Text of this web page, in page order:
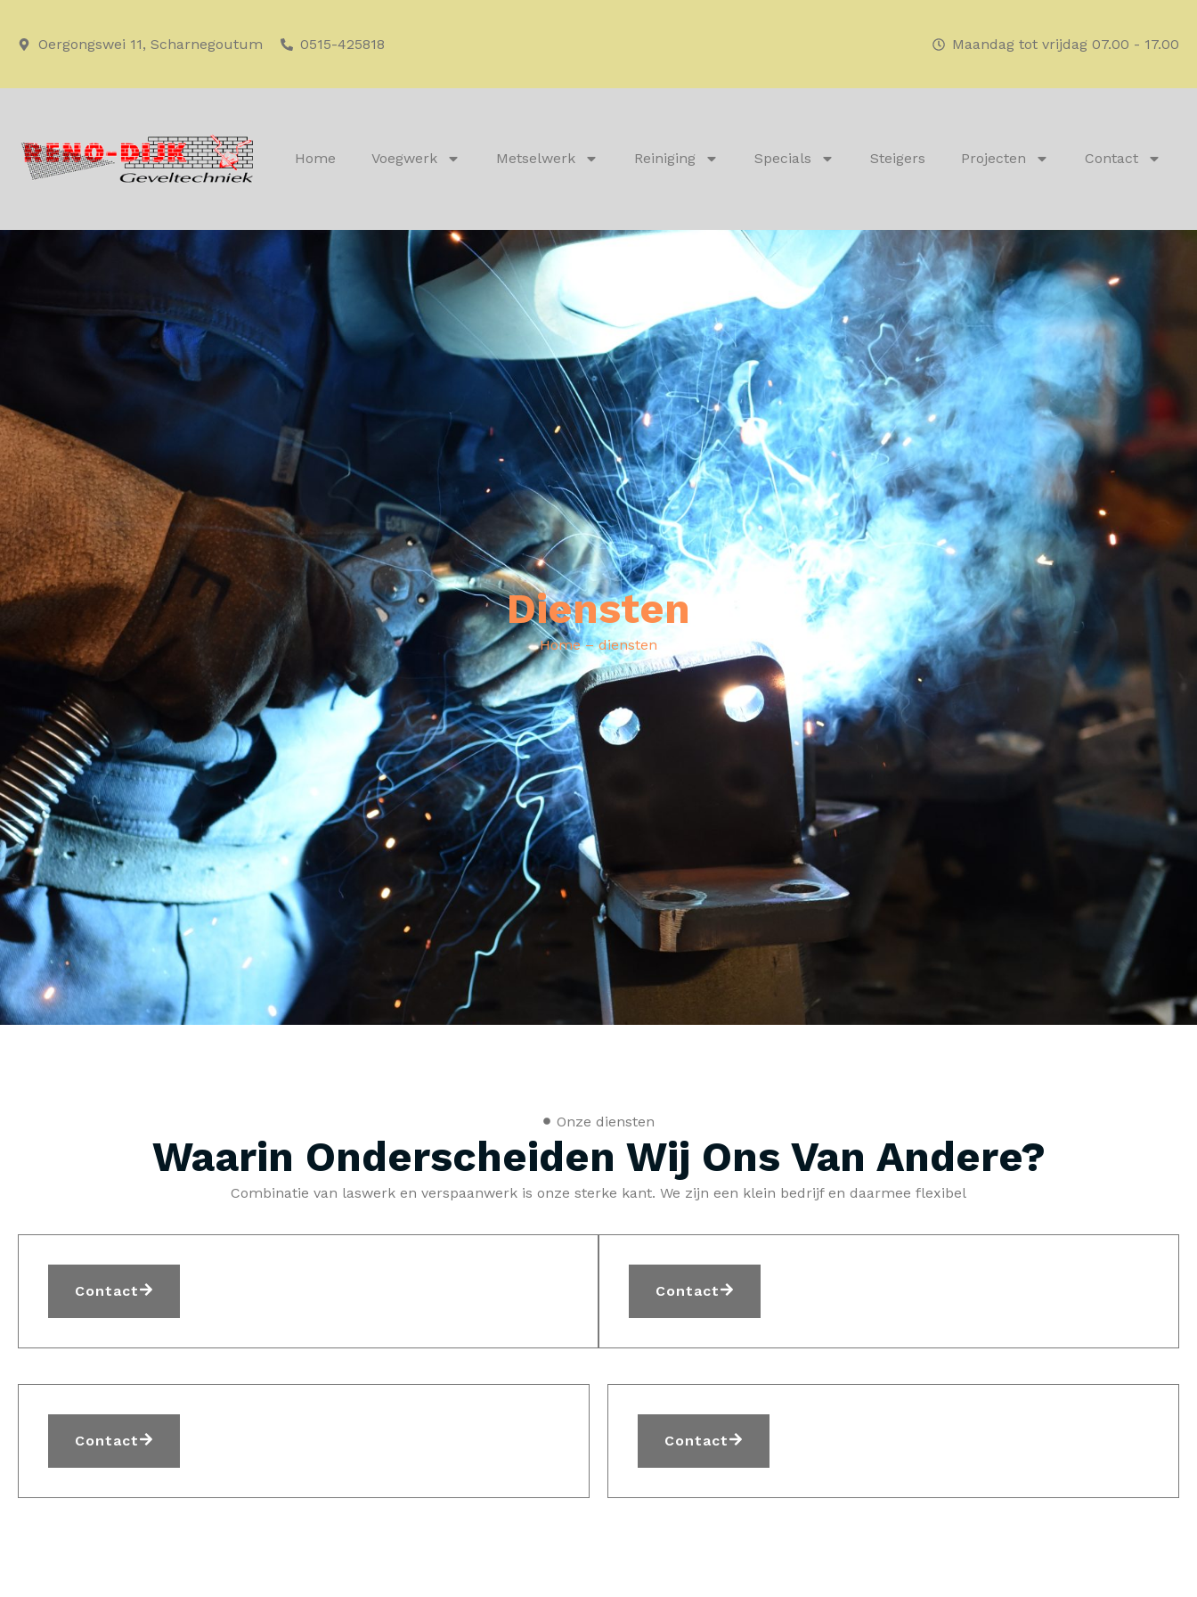
Oergongswei 11, Scharnegoutum 0515-425818 Maandag tot vrijdag 07.00 - 17.00
Home Voegwerk Metselwerk Reiniging Specials Steigers Projecten Contact
Diensten
Home– diensten
Onze diensten
Waarin Onderscheiden Wij Ons Van Andere?
Combinatie van laswerk en verspaanwerk is onze sterke kant. We zijn een klein bedrijf en daarmee flexibel
Contact Contact
Contact Contact